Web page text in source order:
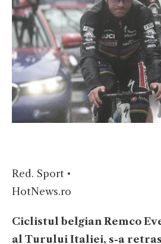
Red. Sport •
HotNews.ro
Ciclistul belgian Remco
al Turului Italiei, s-a